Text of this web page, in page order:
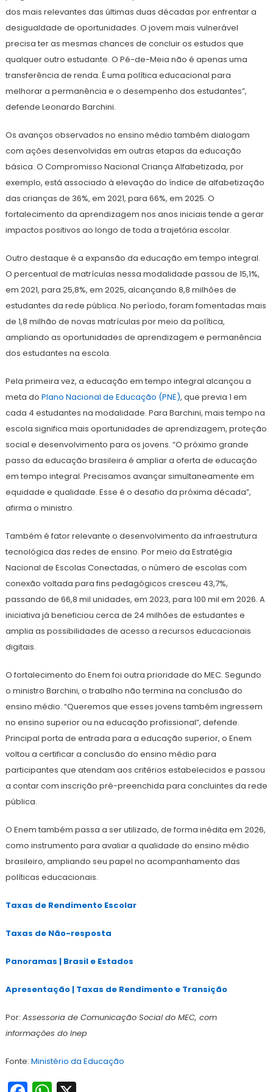
dos mais relevantes das últimas duas décadas por enfrentar a
desigualdade de oportunidades. O jovem mais vulnerável
precisa ter as mesmas chances de concluir os estudos que
qualquer outro estudante. O Pé-de-Meia não é apenas uma
transferência de renda. É uma política educacional para
melhorar a permanência e o desempenho dos estudantes”,
defende Leonardo Barchini.
Os avanços observados no ensino médio também dialogam
com ações desenvolvidas em outras etapas da educação
básica. O Compromisso Nacional Criança Alfabetizada, por
exemplo, está associado à elevação do índice de alfabetização
das crianças de 36%, em 2021, para 66%, em 2025. O
fortalecimento da aprendizagem nos anos iniciais tende a gerar
impactos positivos ao longo de toda a trajetória escolar.
Outro destaque é a expansão da educação em tempo integral.
O percentual de matrículas nessa modalidade passou de 15,1%,
em 2021, para 25,8%, em 2025, alcançando 8,8 milhões de
estudantes da rede pública. No período, foram fomentadas mais
de 1,8 milhão de novas matrículas por meio da política,
ampliando as oportunidades de aprendizagem e permanência
dos estudantes na escola.
Pela primeira vez, a educação em tempo integral alcançou a
meta do Plano Nacional de Educação (PNE), que previa 1 em
cada 4 estudantes na modalidade. Para Barchini, mais tempo na
escola significa mais oportunidades de aprendizagem, proteção
social e desenvolvimento para os jovens. “O próximo grande
passo da educação brasileira é ampliar a oferta de educação
em tempo integral. Precisamos avançar simultaneamente em
equidade e qualidade. Esse é o desafio da próxima década”,
afirma o ministro.
Também é fator relevante o desenvolvimento da infraestrutura
tecnológica das redes de ensino. Por meio da Estratégia
Nacional de Escolas Conectadas, o número de escolas com
conexão voltada para fins pedagógicos cresceu 43,7%,
passando de 66,8 mil unidades, em 2023, para 100 mil em 2026. A
iniciativa já beneficiou cerca de 24 milhões de estudantes e
amplia as possibilidades de acesso a recursos educacionais
digitais.
O fortalecimento do Enem foi outra prioridade do MEC. Segundo
o ministro Barchini, o trabalho não termina na conclusão do
ensino médio. “Queremos que esses jovens também ingressem
no ensino superior ou na educação profissional”, defende.
Principal porta de entrada para a educação superior, o Enem
voltou a certificar a conclusão do ensino médio para
participantes que atendam aos critérios estabelecidos e passou
a contar com inscrição pré-preenchida para concluintes da rede
pública.
O Enem também passa a ser utilizado, de forma inédita em 2026,
como instrumento para avaliar a qualidade do ensino médio
brasileiro, ampliando seu papel no acompanhamento das
políticas educacionais.
Taxas de Rendimento Escolar
Taxas de Não-resposta
Panoramas | Brasil e Estados
Apresentação | Taxas de Rendimento e Transição
Por: Assessoria de Comunicação Social do MEC, com
informações do Inep
Fonte: Ministério da Educação